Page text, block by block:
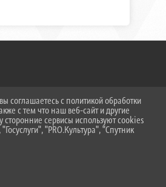
ПЕРСОНАЛЬНЫХ ДАННЫХ
соглашаетесь с политикой обработки
с тем что наш веб-сайт и другие
сервисы используют cookies
"PRO.Культура", "Спутник